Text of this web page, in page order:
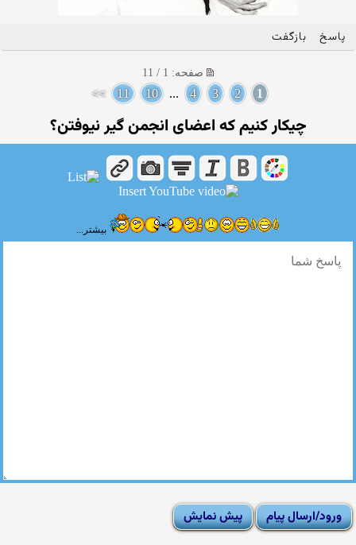
پاسخ بازگفت
صفحه: 1 / 11
1
2
3
4
...
10
11
>>
چیکار کنیم که اعضای انجمن گیر نیوفتن؟
بیشتر...